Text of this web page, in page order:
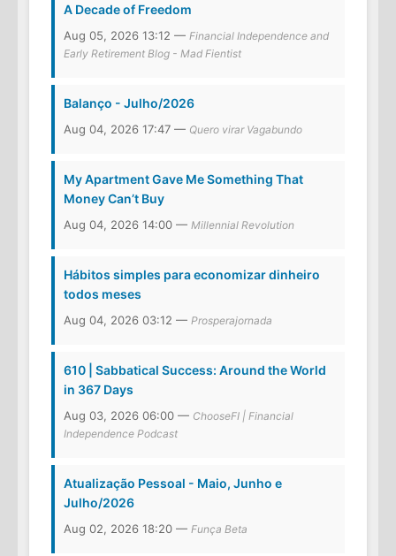
A Decade of Freedom
Aug 05, 2026 13:12 — Financial Independence and
Early Retirement Blog - Mad Fientist
Balanço - Julho/2026
Aug 04, 2026 17:47 — Quero virar Vagabundo
My Apartment Gave Me Something That
Money Can’t Buy
Aug 04, 2026 14:00 — Millennial Revolution
Hábitos simples para economizar dinheiro
todos meses
Aug 04, 2026 03:12 — Prosperajornada
610 | Sabbatical Success: Around the World
in 367 Days
Aug 03, 2026 06:00 — ChooseFI | Financial
Independence Podcast
Atualização Pessoal - Maio, Junho e
Julho/2026
Aug 02, 2026 18:20 — Funça Beta